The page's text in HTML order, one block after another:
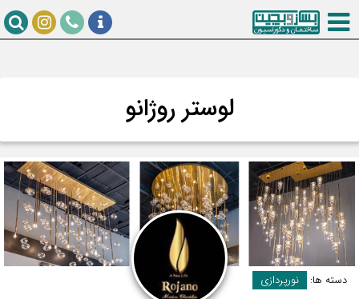
لوستر روژانو
دسته ها: نورپردازی